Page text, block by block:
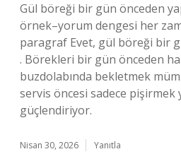
Gül böreği bir gün önceden
örnek–yorum dengesi her
paragraf Evet, gül böreği bir
. Börekleri bir gün önceden
buzdolabında bekletmek
servis öncesi sadece pişirmek
güçlendiriyor.
Nisan 30, 2026 Yanıtla